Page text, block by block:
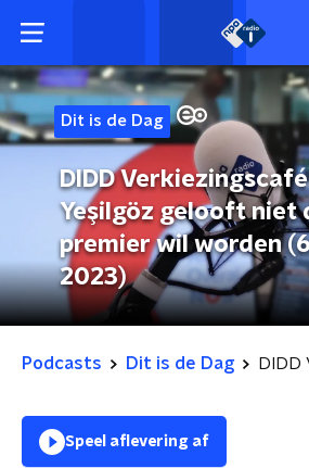
Dit is de Dag
DIDD
Yeşilgöz gelooft niet
premier wil worden
2023)
Podcasts Dit is de Dag
Speel aflevering af